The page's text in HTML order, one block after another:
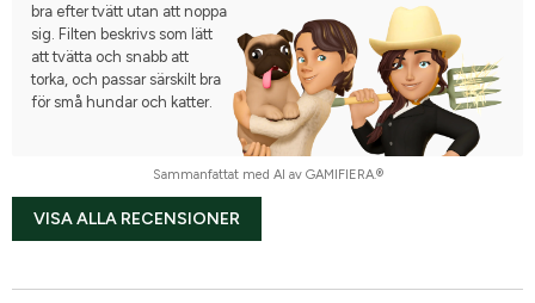
bra efter tvätt utan att noppa
sig. Filten beskrivs som lätt
att tvätta och snabb att
torka, och passar särskilt bra
för små hundar och katter.
Sammanfattat med AI av GAMIFIERA.®
VISA ALLA RECENSIONER